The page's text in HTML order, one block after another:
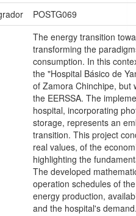
POSTG069
The energy transition
transforming the
consumption. In this
the "Hospital Básico de
of Zamora Chinchipe, but
the EERSSA. The
hospital, incorporating
storage, represents an
transition. This project
real values, of the
highlighting the
The developed
operation schedules of
energy production,
and the hospital's